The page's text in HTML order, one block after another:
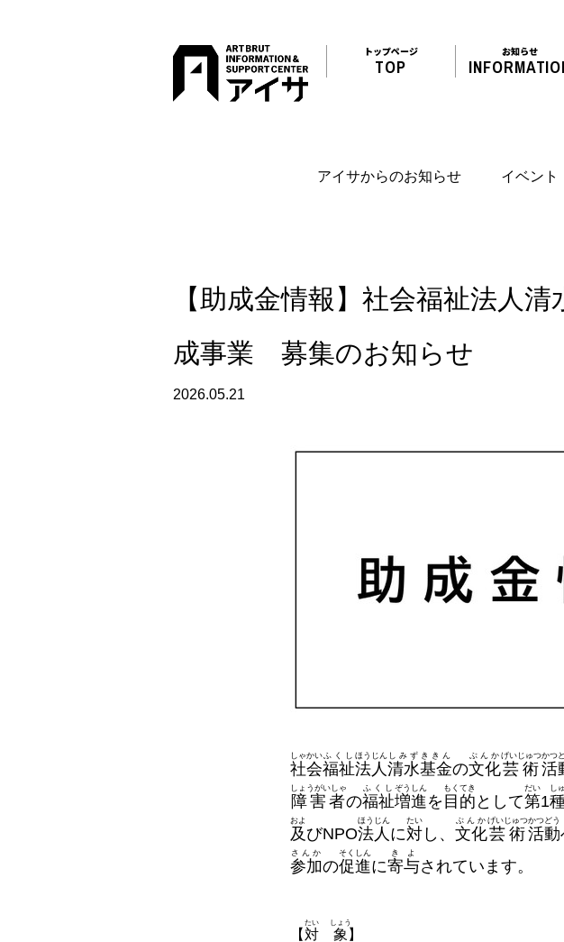
トップページ
TOP
お知らせ
アイサからのお知らせ イベント
【助成金情報】社会福祉法人
成事業 募集のお知らせ
2026.05.21
社会
しゃかい
福祉
ふくし
法人
ほうじん
清水
しみず
基金
ききん
の文化
ぶんか
芸術
げいじゅつ
活
かつ
障害者
しょうがいしゃ
の福祉
ふくし
増進
ぞうしん
を 目的
もくてき
として第
だい
1
しゅ
及
およ
びNPO法人
ほうじん
に対
たい
し、 文化
ぶんか
芸術
げいじゅつ
活動
かつどう
参加
さんか
の促進
そくしん
に寄与
きよ
されています。
【対
たい
象
しょう
】